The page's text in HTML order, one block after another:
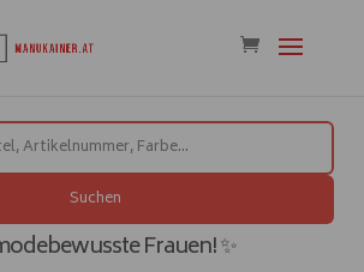
Suchen
Frauen! ✨